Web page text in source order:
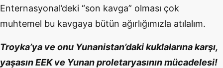
Enternasyonal’deki “son kavga” olması çok
muhtemel bu kavgaya bütün ağırlığımızla atılalım.
Troyka’ya ve onu Yunanistan’daki kuklalarına karşı,
yaşasın EEK ve Yunan proletaryasının mücadelesi!